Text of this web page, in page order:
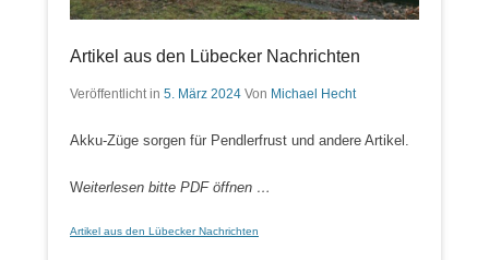
Artikel aus den Lübecker Nachrichten
Veröffentlicht in 5. März 2024 Von Michael Hecht
Akku-Züge sorgen für Pendlerfrust und andere Artikel.
Weiterlesen bitte PDF öffnen …
Artikel aus den Lübecker Nachrichten